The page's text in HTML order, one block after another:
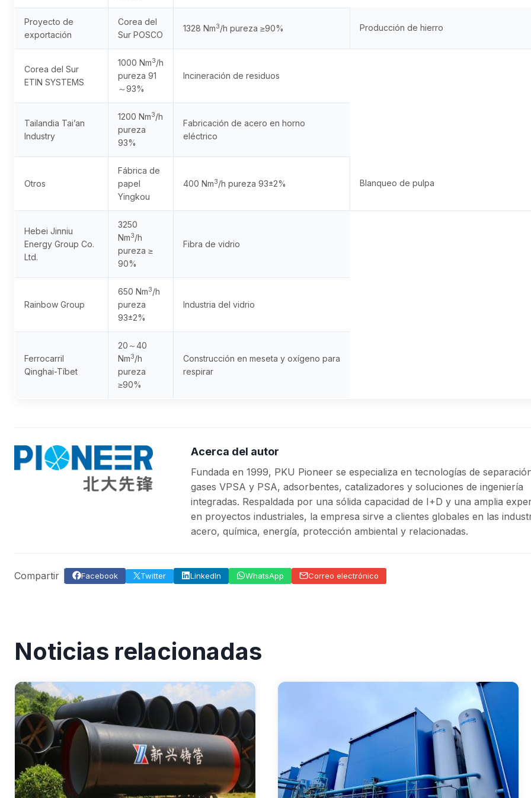
Proyecto de
exportación
Corea del
Sur POSCO
1328 Nm3/h pureza ≥90% Producción de hierro
Corea del Sur
ETIN SYSTEMS
1000 Nm3/h
pureza 91
～93%
Incineración de residuos
Tailandia Tai’an
Industry
1200 Nm3/h
pureza
93%
Fabricación de acero en horno
eléctrico
Otros
Fábrica de
papel
Yingkou
400 Nm3/h pureza 93±2% Blanqueo de pulpa
Hebei Jinniu
Energy Group Co.
Ltd.
3250
Nm3/h
pureza ≥
90%
Fibra de vidrio
Rainbow Group
650 Nm3/h
pureza
93±2%
Industria del vidrio
Ferrocarril
Qinghai-Tíbet
20～40
Nm3/h
pureza
≥90%
Construcción en meseta y oxígeno para
respirar
Acerca del autor
Fundada en 1999, PKU Pioneer se especializa en tecnologías de
gases VPSA y PSA, adsorbentes, catalizadores y soluciones de ingeniería
integradas. Respaldada por una sólida capacidad de I+D y una amplia
en proyectos industriales, la empresa sirve a clientes globales en las
acero, química, energía, protección ambiental y relacionadas.
Compartir Facebook Twitter LinkedIn WhatsApp Correo electrónico
Noticias relacionadas